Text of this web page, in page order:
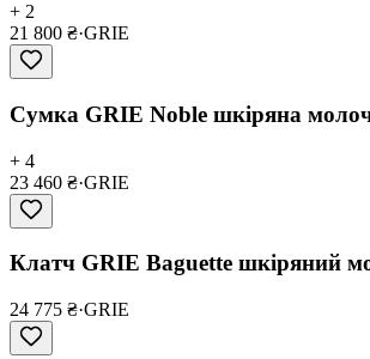
+ 2
21 800 ₴·GRIE
Сумка GRIE Noble шкіряна
+ 4
23 460 ₴·GRIE
Клатч GRIE Baguette шкіряний
24 775 ₴·GRIE